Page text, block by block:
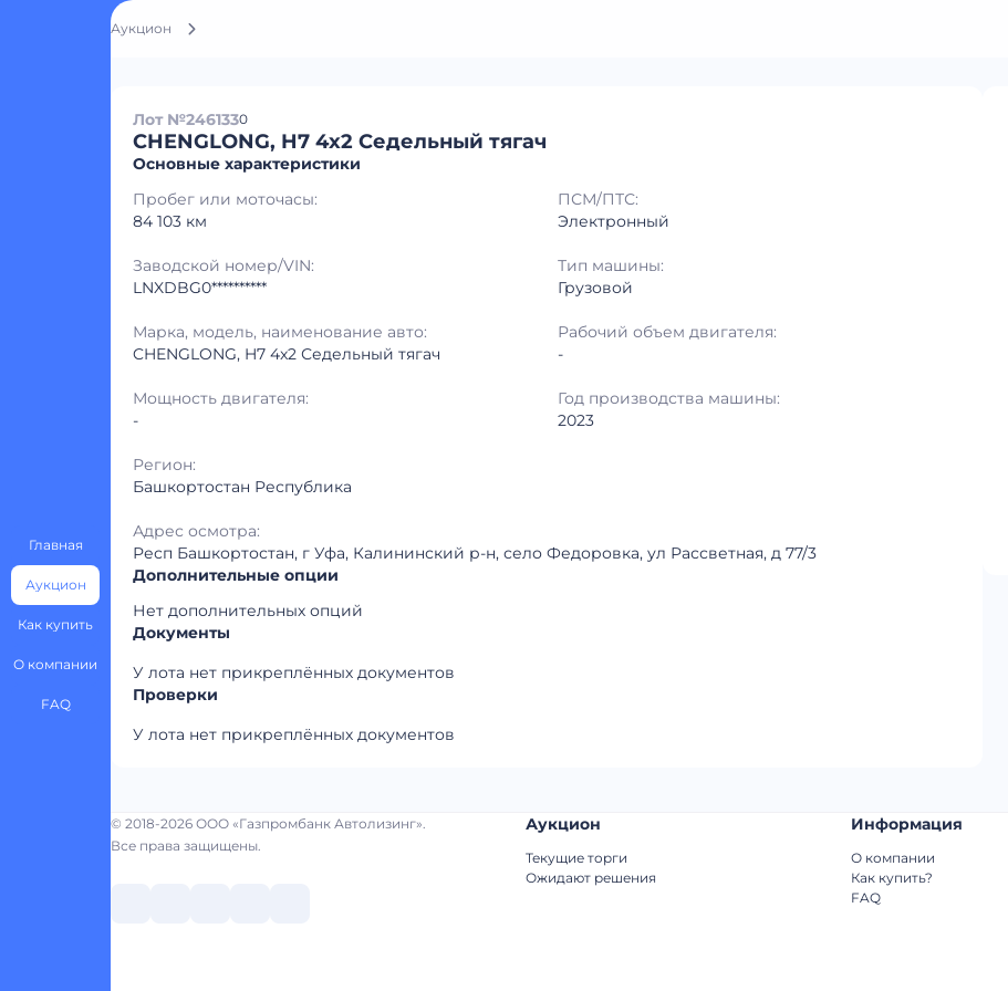
Главная
Аукцион
Как купить
О компании
FAQ
Аукцион
Лот №2461330
CHENGLONG, H7 4x2 Седельный тягач
Основные характеристики
Пробег или моточасы:
84 103 км
ПСМ/ПТС:
Электронный
Заводской номер/VIN:
LNXDBG0**********
Тип машины:
Грузовой
Марка, модель, наименование авто:
CHENGLONG, H7 4x2 Седельный тягач
Рабочий объем двигателя:
-
Мощность двигателя:
-
Год производства машины:
2023
Регион:
Башкортостан Республика
Адрес осмотра:
Респ Башкортостан, г Уфа, Калининский р-н, село Федоровка, ул Рассветная, д 77/3
Дополнительные опции
Нет дополнительных опций
Документы
У лота нет прикреплённых документов
Проверки
У лота нет прикреплённых документов
© 2018-2026 ООО «Газпромбанк Автолизинг».
Все права защищены.
Аукцион
Текущие торги
Ожидают решения
Информация
О компании
Как купить?
FAQ